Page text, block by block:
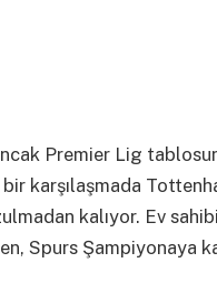
Premier Lig
karşılaşmada
kalıyor. Ev
Spurs Şampiyonaya